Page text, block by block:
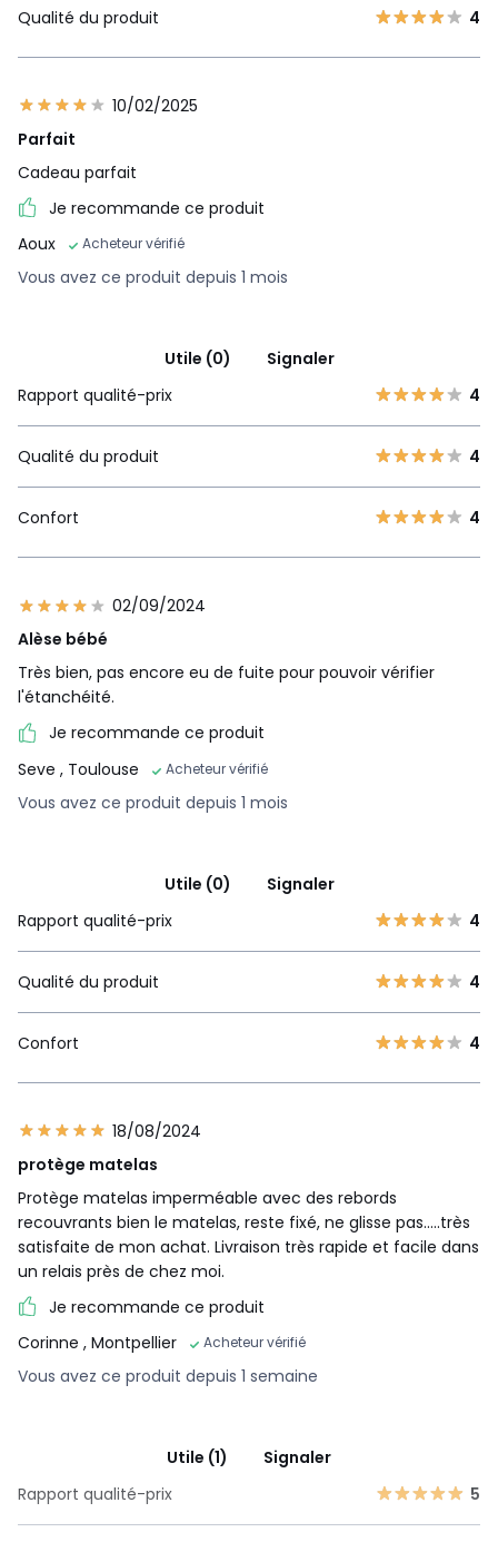
Qualité du produit 4
10/02/2025
Parfait
Cadeau parfait
Je recommande ce produit
Aoux
Acheteur vérifié
Vous avez ce produit depuis 1 mois
Utile (0)
Signaler
Rapport qualité-prix
4
Qualité du produit 4
Confort 4
02/09/2024
Alèse bébé
Très bien, pas encore eu de fuite pour pouvoir vérifier
l'étanchéité.
Je recommande ce produit
Seve , Toulouse Acheteur vérifié
Vous avez ce produit depuis 1 mois
Utile (0)
Signaler
Rapport qualité-prix
4
Qualité du produit 4
Confort 4
18/08/2024
protège matelas
Protège matelas imperméable avec des rebords
recouvrants bien le matelas, reste fixé, ne glisse pas.....très
satisfaite de mon achat. Livraison très rapide et facile dans
un relais près de chez moi.
Je recommande ce produit
Corinne , Montpellier Acheteur vérifié
Vous avez ce produit depuis 1 semaine
Utile (1)
Signaler
Rapport qualité-prix
5